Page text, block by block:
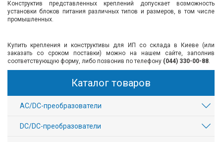
Конструктив представленных креплений допускает возможность
установки блоков питания различных типов и размеров, в том числе
промышленных.
Купить крепления и конструктивы для ИП со склада в Киеве (или
заказать со сроком поставки) можно на нашем сайте, заполнив
соответствующую форму, либо позвонив по телефону (044) 330-00-88.
Каталог товаров
AC/DC-преобразователи
DC/DC-преобразователи